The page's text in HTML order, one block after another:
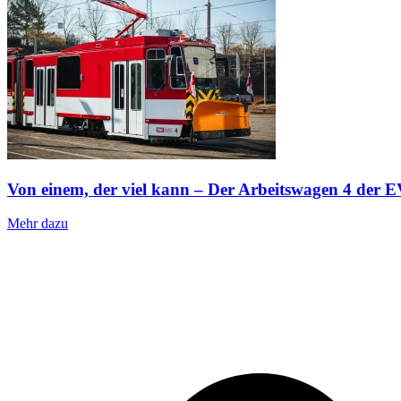
Von einem, der viel kann – Der Arbeitswagen 4 der
Mehr dazu